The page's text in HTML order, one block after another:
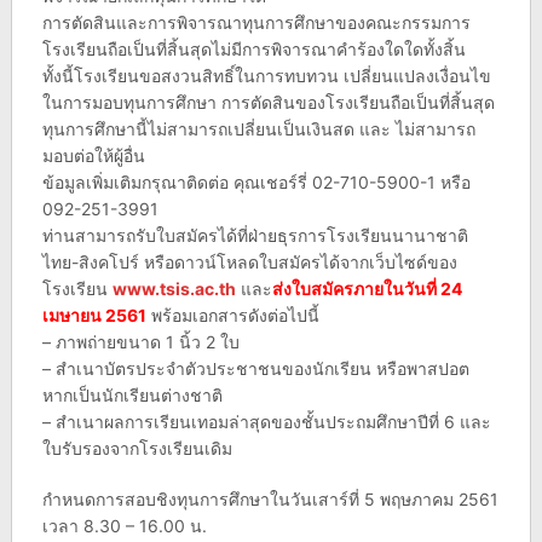
การตัดสินและการพิจารณาทุนการศึกษาของคณะกรรมการ
โรงเรียนถือเป็นที่สิ้นสุดไม่มีการพิจารณาคำร้องใดใดทั้งสิ้น
ทั้งนี้โรงเรียนขอสงวนสิทธิ์ในการทบทวน เปลี่ยนแปลงเงื่อนไข
ในการมอบทุนการศึกษา การตัดสินของโรงเรียนถือเป็นที่สิ้นสุด
ทุนการศึกษานี้ไม่สามารถเปลี่ยนเป็นเงินสด และ ไม่สามารถ
มอบต่อให้ผู้อื่น
ข้อมูลเพิ่มเติมกรุณาติดต่อ คุณเชอร์รี่ 02-710-5900-1 หรือ
092-251-3991
ท่านสามารถรับใบสมัครได้ที่ฝ่ายธุรการโรงเรียนนานาชาติ
ไทย-สิงคโปร์ หรือดาวน์โหลดใบสมัครได้จากเว็บไซด์ของ
โรงเรียน www.tsis.ac.th และส่งใบสมัครภายในวันที่ 24
เมษายน 2561 พร้อมเอกสารดังต่อไปนี้
– ภาพถ่ายขนาด 1 นิ้ว 2 ใบ
– สำเนาบัตรประจำตัวประชาชนของนักเรียน หรือพาสปอต
หากเป็นนักเรียนต่างชาติ
– สำเนาผลการเรียนเทอมล่าสุดของชั้นประถมศึกษาปีที่ 6 และ
ใบรับรองจากโรงเรียนเดิม
กำหนดการสอบชิงทุนการศึกษาในวันเสาร์ที่ 5 พฤษภาคม 2561
เวลา 8.30 – 16.00 น.